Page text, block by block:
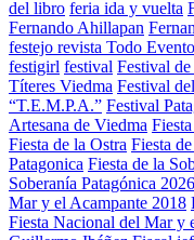
del libro feria ida y vuelta
Fernando Ahillapan
festejo revista Todo
festigirl festival Festival
Títeres Viedma Festival
“T.E.M.P.A.” Festival
Artesana de Viedma
Fiesta de la Ostra Fiesta
Patagonica Fiesta de la
Soberanía Patagónica 2026
Mar y el Acampante 2018
Fiesta Nacional del Mar y